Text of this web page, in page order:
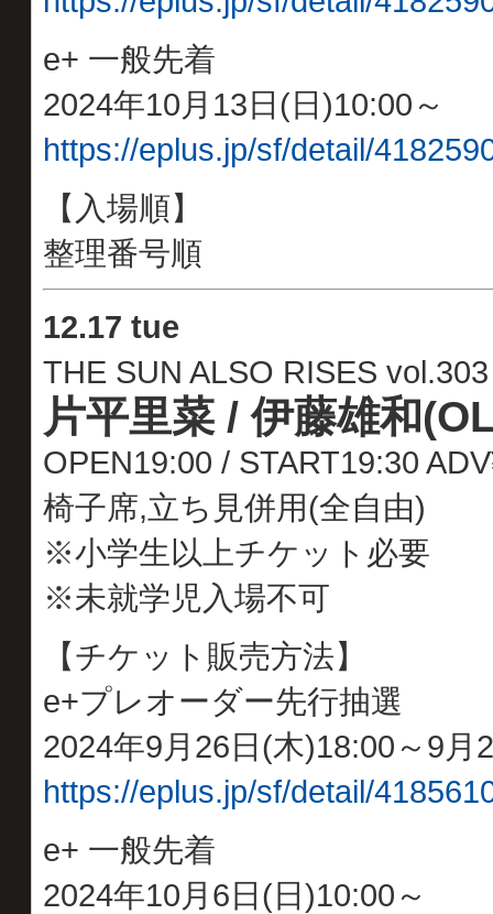
e+ 一般先着
2024年10月13日(日)10:00～
https://eplus.jp/sf/detail/
【入場順】
整理番号順
12.17 tue
THE SUN ALSO RISES vol.303
片平里菜 / 伊藤雄和
OPEN19:00 / START19:30
椅子席,立ち見併用(全自由)
※小学生以上チケット必要
※未就学児入場不可
【チケット販売方法】
e+プレオーダー先行抽選
2024年9月26日(木)18:00～9月
https://eplus.jp/sf/detail/
e+ 一般先着
2024年10月6日(日)10:00～